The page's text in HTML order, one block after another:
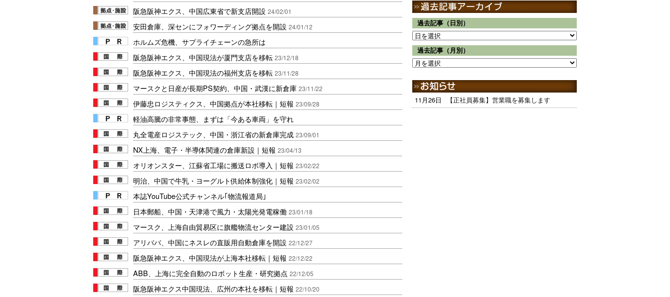
阪急阪神エクス、中国広東省で新支店開設 24/02/01
安田倉庫、深センにフォワーディング拠点を開設 24/01/12
ホルムズ危機、サプライチェーンの急所は
阪急阪神エクス、中国現法が厦門支店を移転 23/12/18
阪急阪神エクス、中国現法の福州支店を移転 23/11/28
マースクと日産が長期PS契約、中国・武漢に新倉庫 23/11/22
伊藤忠ロジスティクス、中国拠点が本社移転｜短報 23/09/28
軽油高騰の非常事態、まずは「今ある車両」を守れ
丸全電産ロジステック、中国・浙江省の新倉庫完成 23/09/01
NX上海、電子・半導体関連の倉庫新設｜短報 23/04/13
オリオンスター、江蘇省工場に搬送ロボ導入｜短報 23/02/22
明治、中国で牛乳・ヨーグルト供給体制強化｜短報 23/02/02
本誌YouTube公式チャンネル｢物流報道局｣
日本郵船、中国・天津港で風力・太陽光発電稼働 23/01/18
マースク、上海自由貿易区に旗艦物流センター建設 23/01/05
アリババ、中国にネスレの直販用自動倉庫を開設 22/12/27
阪急阪神エクス、中国現法が上海本社移転｜短報 22/12/22
ABB、上海に完全自動のロボット生産・研究拠点 22/12/05
阪急阪神エクス中国現法、広州の本社を移転｜短報 22/10/20
過去記事（日別）
過去記事（月別）
11月26日 【正社員募集】営業職を募集します